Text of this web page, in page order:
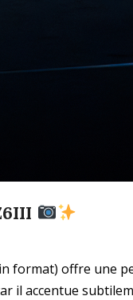
format) offre une
il accentue